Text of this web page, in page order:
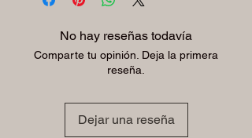
horas diarias 💤🛌
ni se aceptan cambios después de 30
0229-97 de fecha decretada 🧾⭐️
No hay reseñas todavía
Comparte tu opinión. Deja la primera
reseña.
Dejar una reseña